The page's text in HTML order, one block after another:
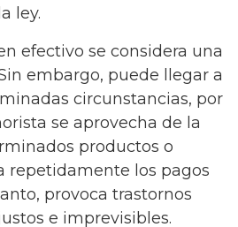
ley.
efectivo se considera una
embargo, puede llegar a
circunstancias, por
se aprovecha de la
productos o
repetidamente los pagos
provoca trastornos
e imprevisibles.